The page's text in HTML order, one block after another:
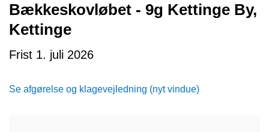
Bækkeskovløbet - 9g Kettinge By,
Kettinge
Frist 1. juli 2026
Se afgørelse og klagevejledning (nyt vindue)